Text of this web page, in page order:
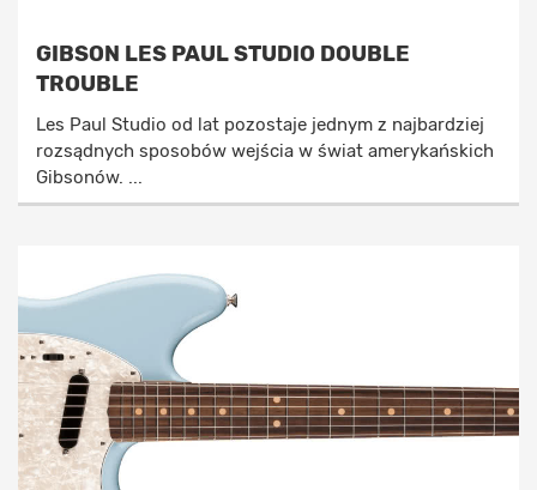
GIBSON LES PAUL STUDIO DOUBLE
TROUBLE
Les Paul Studio od lat pozostaje jednym z najbardziej
rozsądnych sposobów wejścia w świat amerykańskich
Gibsonów. ...